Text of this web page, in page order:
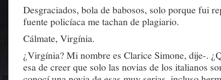
Desgraciados, bola de babosos, solo porque fui
fuente policíaca me tachan de plagiario.
Cálmate, Virgínia.
¿Virgínia? Mi nombre es Clarice Simone, dije-.
esa de creer que solo las novias de los italianos